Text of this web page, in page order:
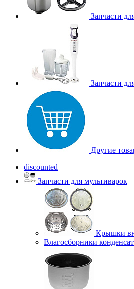
Запчасти
Запчасти
Другие
discounted
Запчасти для мультиварок
Крышки
Влагосборники